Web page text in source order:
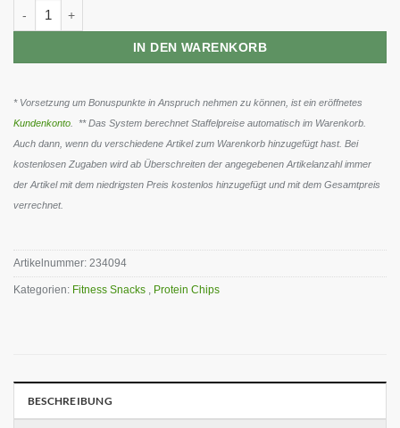
IN DEN WARENKORB
* Vorsetzung um Bonuspunkte in Anspruch nehmen zu können, ist ein eröffnetes
Kundenkonto . ** Das System berechnet Staffelpreise automatisch im Warenkorb.
Auch dann, wenn du verschiedene Artikel zum Warenkorb hinzugefügt hast. Bei
kostenlosen Zugaben wird ab Überschreiten der angegebenen Artikelanzahl immer
der Artikel mit dem niedrigsten Preis kostenlos hinzugefügt und mit dem Gesamtpreis
verrechnet.
Artikelnummer: 234094
Kategorien: Fitness Snacks , Protein Chips
BESCHREIBUNG